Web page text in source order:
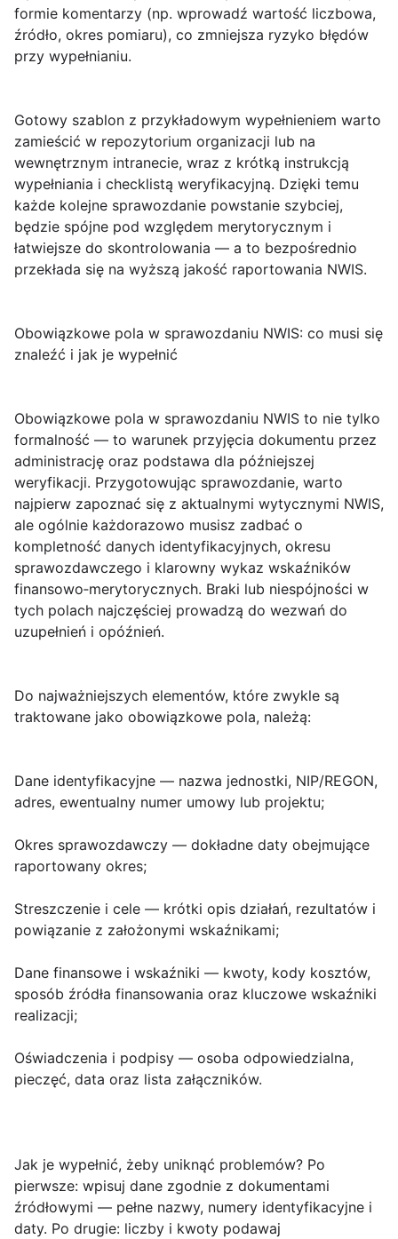
formie komentarzy (np. wprowadź wartość liczbowa,
źródło, okres pomiaru), co zmniejsza ryzyko błędów
przy wypełnianiu.
Gotowy szablon z przykładowym wypełnieniem warto
zamieścić w repozytorium organizacji lub na
wewnętrznym intranecie, wraz z krótką instrukcją
wypełniania i checklistą weryfikacyjną. Dzięki temu
każde kolejne sprawozdanie powstanie szybciej,
będzie spójne pod względem merytorycznym i
łatwiejsze do skontrolowania — a to bezpośrednio
przekłada się na wyższą jakość raportowania NWIS.
Obowiązkowe pola w sprawozdaniu NWIS: co musi się
znaleźć i jak je wypełnić
Obowiązkowe pola w sprawozdaniu NWIS to nie tylko
formalność — to warunek przyjęcia dokumentu przez
administrację oraz podstawa dla późniejszej
weryfikacji. Przygotowując sprawozdanie, warto
najpierw zapoznać się z aktualnymi wytycznymi NWIS,
ale ogólnie każdorazowo musisz zadbać o
kompletność danych identyfikacyjnych, okresu
sprawozdawczego i klarowny wykaz wskaźników
finansowo‑merytorycznych. Braki lub niespójności w
tych polach najczęściej prowadzą do wezwań do
uzupełnień i opóźnień.
Do najważniejszych elementów, które zwykle są
traktowane jako obowiązkowe pola, należą:
Dane identyfikacyjne — nazwa jednostki, NIP/REGON,
adres, ewentualny numer umowy lub projektu;
Okres sprawozdawczy — dokładne daty obejmujące
raportowany okres;
Streszczenie i cele — krótki opis działań, rezultatów i
powiązanie z założonymi wskaźnikami;
Dane finansowe i wskaźniki — kwoty, kody kosztów,
sposób źródła finansowania oraz kluczowe wskaźniki
realizacji;
Oświadczenia i podpisy — osoba odpowiedzialna,
pieczęć, data oraz lista załączników.
Jak je wypełnić, żeby uniknąć problemów? Po
pierwsze: wpisuj dane zgodnie z dokumentami
źródłowymi — pełne nazwy, numery identyfikacyjne i
daty. Po drugie: liczby i kwoty podawaj